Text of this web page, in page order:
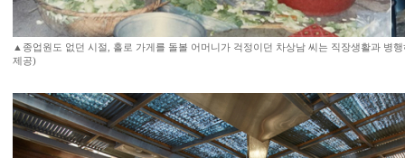
▲종업원도 없던 시절, 홀로 가게를 돌볼 어머니가 걱정이던 차상남 씨는 직장생활과 병
제공)